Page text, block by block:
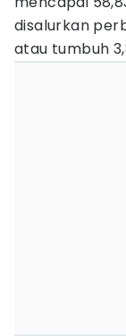
disalurkan
atau tumbuh